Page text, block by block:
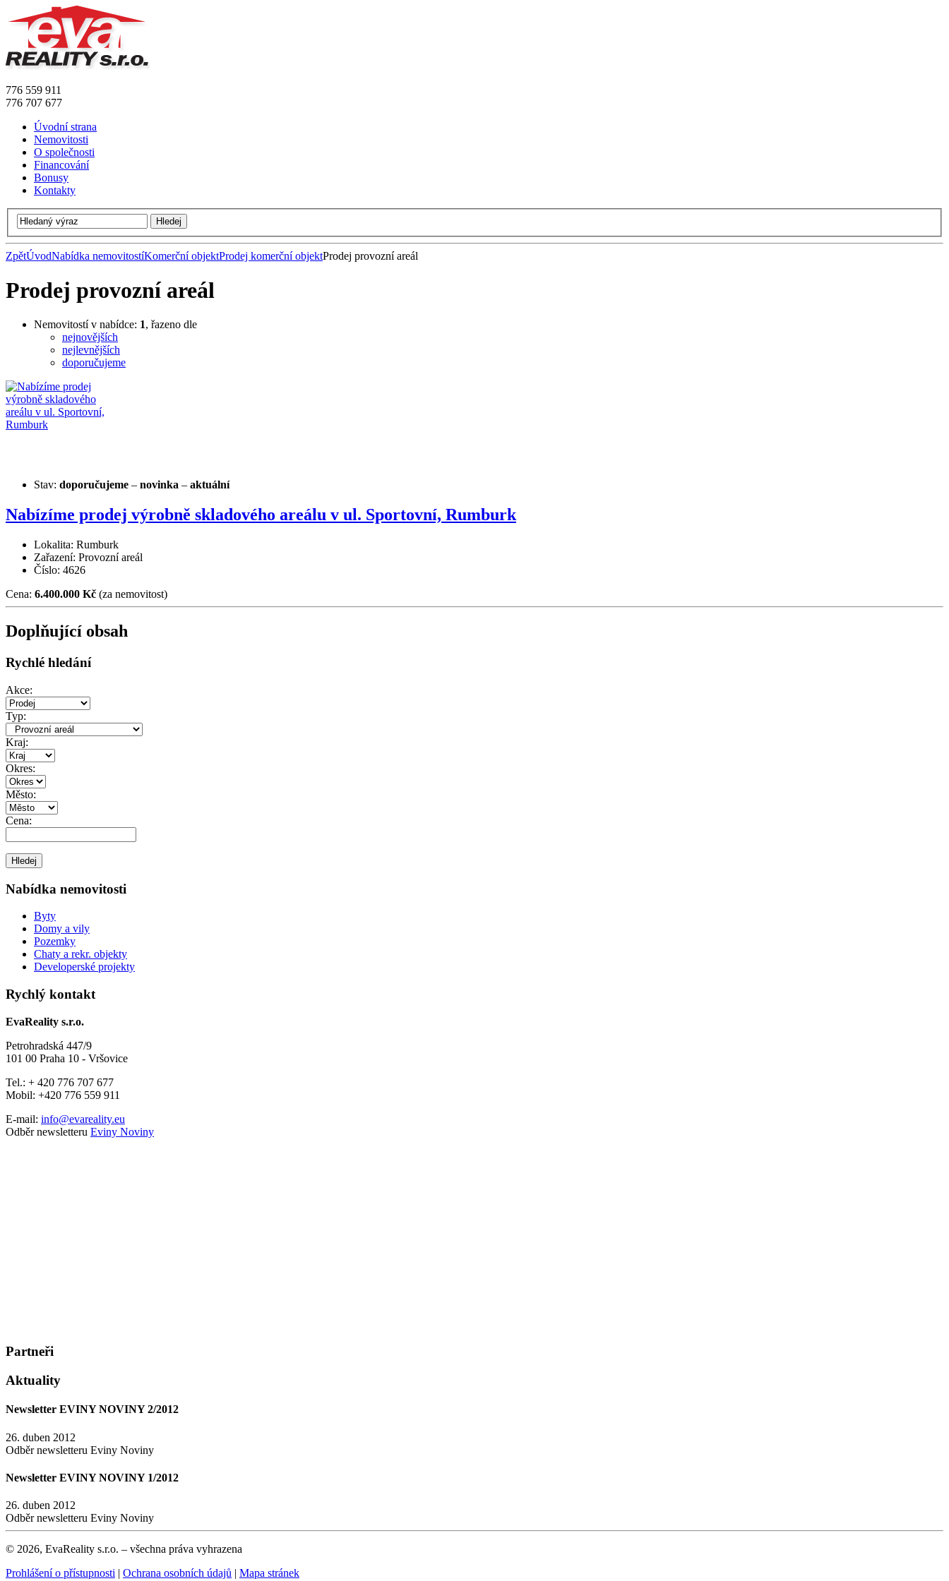
776 559 911
776 707 677
Úvodní strana
Nemovitosti
O společnosti
Financování
Bonusy
Kontakty
ZpětÚvodNabídka nemovitostíKomerční objektProdej komerční objektProdej provozní areál
Prodej provozní areál
Nemovitostí v nabídce: 1, řazeno dle
nejnovějších
nejlevnějších
doporučujeme
Stav: doporučujeme – novinka – aktuální
Nabízíme prodej výrobně skladového areálu v ul. Sportovní, Rumburk
Lokalita: Rumburk
Zařazení: Provozní areál
Číslo: 4626
Cena: 6.400.000 Kč (za nemovitost)
Doplňující obsah
Rychlé hledání
Akce:
Typ:
Kraj:
Okres:
Město:
Cena:
Nabídka nemovitosti
Byty
Domy a vily
Pozemky
Chaty a rekr. objekty
Developerské projekty
Rychlý kontakt
EvaReality s.r.o.
Petrohradská 447/9
101 00 Praha 10 - Vršovice
Tel.: + 420 776 707 677
Mobil: +420 776 559 911
E-mail: info@evareality.eu
Odběr newsletteru Eviny Noviny
Partneři
Aktuality
Newsletter EVINY NOVINY 2/2012
26. duben 2012
Odběr newsletteru Eviny Noviny
Newsletter EVINY NOVINY 1/2012
26. duben 2012
Odběr newsletteru Eviny Noviny
© 2026, EvaReality s.r.o. – všechna práva vyhrazena
Prohlášení o přístupnosti | Ochrana osobních údajů | Mapa stránek